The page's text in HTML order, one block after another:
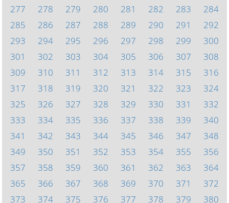
277
278 279 280 281 282 283
284
285
286 287 288 289 290 291
292
293
294 295 296 297 298 299
300
301
302 303 304 305 306 307
308
309
310 311 312 313 314 315
316
317
318 319 320 321 322 323
324
325
326 327 328 329 330 331
332
333
334 335 336 337 338 339
340
341
342 343 344 345 346 347
348
349
350 351 352 353 354 355
356
357
358 359 360 361 362 363
364
365
366 367 368 369 370 371
372
373
374 375 376 377 378 379
380